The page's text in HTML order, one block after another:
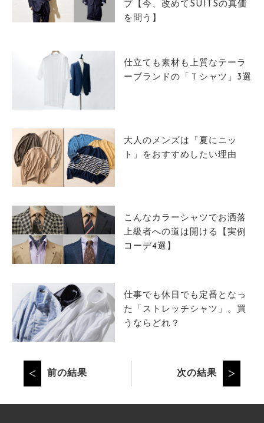
プ【今、改めてSUITSの真価
を問う】
仕立ても素材も上質なテーラ
ーブランドの「Ｔシャツ」3選
大人のメンズは「夏にニッ
ト」をおすすめしたい理由
こんなカラーシャツでお洒落
上級者への道は開ける【実例
コーデ4選】
仕事でも休日でも定番となっ
た「ストレッチシャツ」。買
うならどれ？
前の結果 次の結果